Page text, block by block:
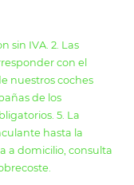
sin IVA. 2. Las
con el
nuestros coches
de los
5. La
hasta la
a domicilio, consulta